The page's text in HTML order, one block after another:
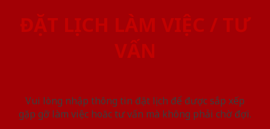
ĐẶT LỊCH LÀM VIỆC / TƯ
VẤN
Vui lòng nhập thông tin đặt lịch để được sắp xếp
gặp gỡ làm việc hoăc tư vấn mà không phải chờ đợi.